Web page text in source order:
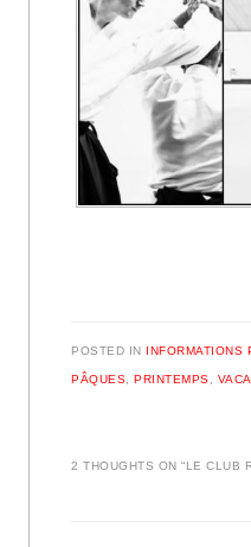
POSTED IN INFORMATIONS
PÂQUES,PRINTEMPS,
2 THOUGHTS ON “LE CLUB